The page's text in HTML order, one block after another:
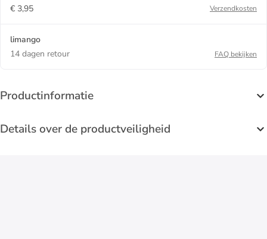
€ 3,95
Verzendkosten
limango
14 dagen retour
FAQ bekijken
Productinformatie
Details over de productveiligheid